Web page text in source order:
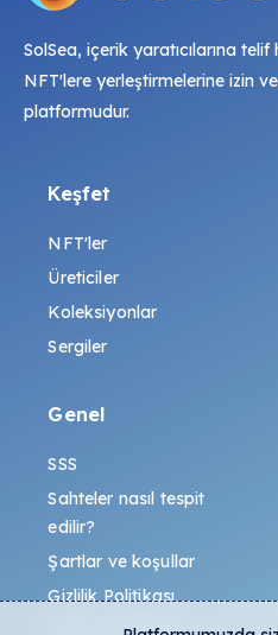
SolSea, içerik yaratıcılarına telif
NFT'lere yerleştirmelerine izin
platformudur.
Keşfet
NFT'ler
Üreticiler
Koleksiyonlar
Sergiler
Genel
SSS
Sahteler nasıl tespit
edilir?
Şartlar ve koşullar
Gizlilik Politikası
All-Art Protokolü